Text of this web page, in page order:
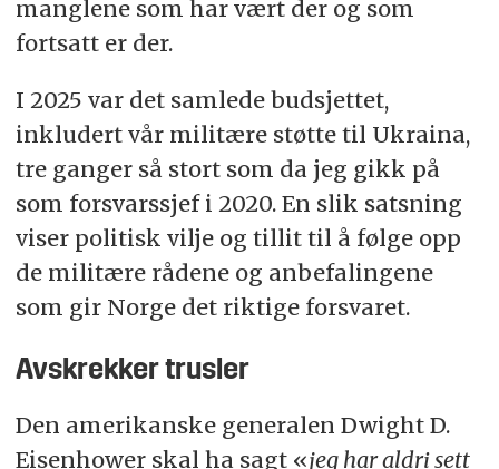
manglene som har vært der og som
fortsatt er der.
I 2025 var det samlede budsjettet,
inkludert vår militære støtte til Ukraina,
tre ganger så stort som da jeg gikk på
som forsvarssjef i 2020. En slik satsning
viser politisk vilje og tillit til å følge opp
de militære rådene og anbefalingene
som gir Norge det riktige forsvaret.
Avskrekker trusler
Den amerikanske generalen Dwight D.
Eisenhower skal ha sagt «jeg har aldri sett